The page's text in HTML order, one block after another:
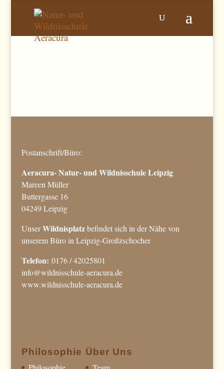
Postanschrift/Büro:
Aeracura- Natur- und Wildnisschule Leipzig
Mareen Müller
Buttergasse 16
04249 Leipzig
UnserWildnisplatzbefindet sich in der Nähe von
unserem Büro in Leipzig-Großzschocher
Telefon: 0176 / 42025801
info@wildnisschule-aeracura.de
www.wildnisschule-aeracura.de
Philosophie Über Uns